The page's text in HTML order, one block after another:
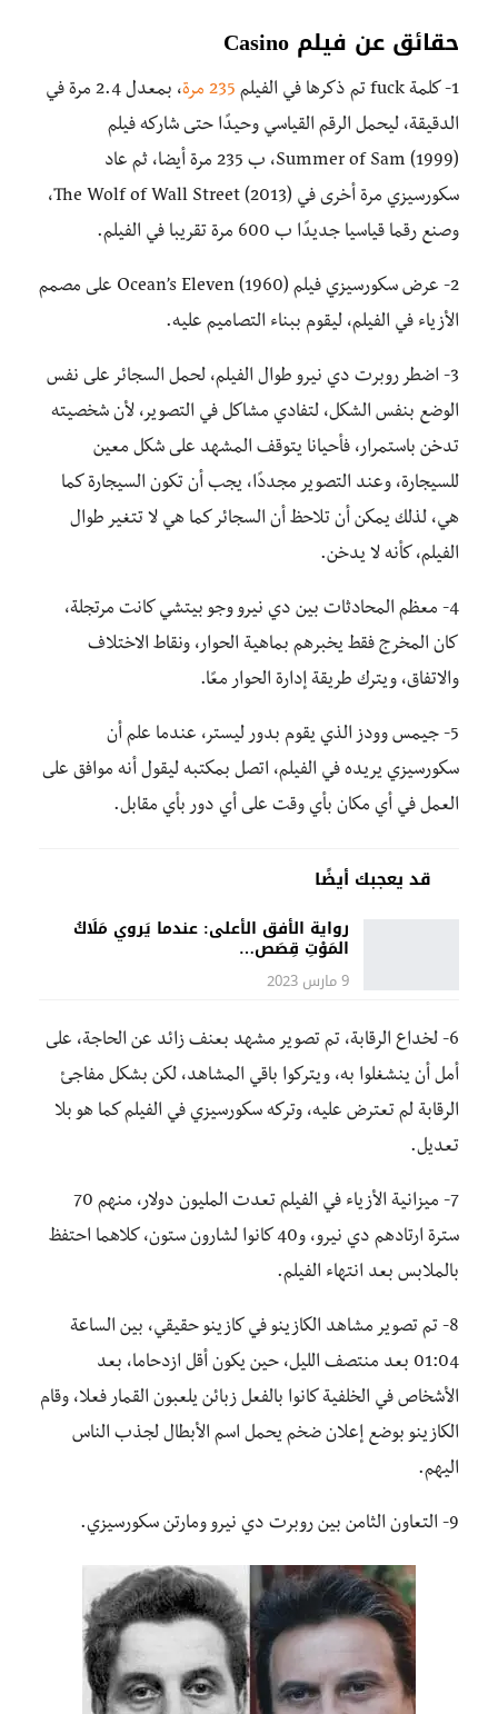
حقائق عن فيلم Casino
1- كلمة fuck تم ذكرها في الفيلم 235 مرة
، بمعدل 2.4 مرة في
الدقيقة، ليحمل الرقم القياسي وحيدًا حتى شاركه فيلم
Summer of Sam (1999)، ب 235 مرة أيضا، ثم عاد
سكورسيزي مرة أخرى في The Wolf of Wall Street (2013)،
وصنع رقما قياسيا جديدًا ب 600 مرة تقريبا في الفيلم.
2- عرض سكورسيزي فيلم Ocean’s Eleven (1960) على مصمم
الأزياء في الفيلم، ليقوم ببناء التصاميم عليه.
3- اضطر روبرت دي نيرو طوال الفيلم، لحمل السجائر على نفس
الوضع بنفس الشكل، لتفادي مشاكل في التصوير، لأن شخصيته
تدخن باستمرار، فأحيانا يتوقف المشهد على شكل معين
للسيجارة، وعند التصوير مجددًا، يجب أن تكون السيجارة كما
هي، لذلك يمكن أن تلاحظ أن السجائر كما هي لا تتغير طوال
الفيلم، كأنه لا يدخن.
4- معظم المحادثات بين دي نيرو وجو بيتشي كانت مرتجلة،
كان المخرج فقط يخبرهم بماهية الحوار، ونقاط الاختلاف
والاتفاق، ويترك طريقة إدارة الحوار معًا.
5- جيمس وودز الذي يقوم بدور ليستر، عندما علم أن
سكورسيزي يريده في الفيلم، اتصل بمكتبه ليقول أنه موافق على
العمل في أي مكان بأي وقت على أي دور بأي مقابل.
قد يعجبك أيضًا
رواية الأفق الأعلى: عندما يَروي مَلَاكُ
المَوْتِ قِصَص…
9 مارس 2023
6- لخداع الرقابة، تم تصوير مشهد بعنف زائد عن الحاجة، على
أمل أن ينشغلوا به، ويتركوا باقي المشاهد، لكن بشكل مفاجئ
الرقابة لم تعترض عليه، وتركه سكورسيزي في الفيلم كما هو بلا
تعديل.
7- ميزانية الأزياء في الفيلم تعدت المليون دولار، منهم 70
سترة ارتادهم دي نيرو، و40 كانوا لشارون ستون، كلاهما احتفظ
بالملابس بعد انتهاء الفيلم.
8- تم تصوير مشاهد الكازينو في كازينو حقيقي، بين الساعة
01:04 بعد منتصف الليل، حين يكون أقل ازدحاما، بعد
الأشخاص في الخلفية كانوا بالفعل زبائن يلعبون القمار فعلا، وقام
الكازينو بوضع إعلان ضخم يحمل اسم الأبطال لجذب الناس
اليهم.
9- التعاون الثامن بين روبرت دي نيرو ومارتن سكورسيزي.